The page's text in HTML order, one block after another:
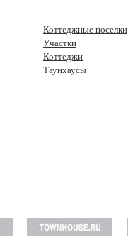
Коттеджные поселки
Участки
Коттеджи
Таунхаусы